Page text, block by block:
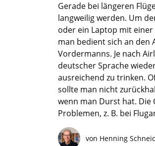
Gerade bei längeren
langweilig werden. Um
oder ein Laptop mit einer
man bedient sich an den
Vordermanns. Je nach
deutscher Sprache
ausreichend zu trinken.
sollte man nicht
wenn man Durst hat. Die
Problemen, z. B. bei
von Henning